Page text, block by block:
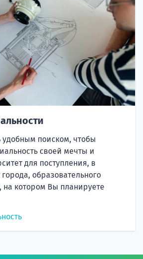
удобным поиском, чтобы
своей мечты и
для поступления, в
образовательного
на котором Вы планируете